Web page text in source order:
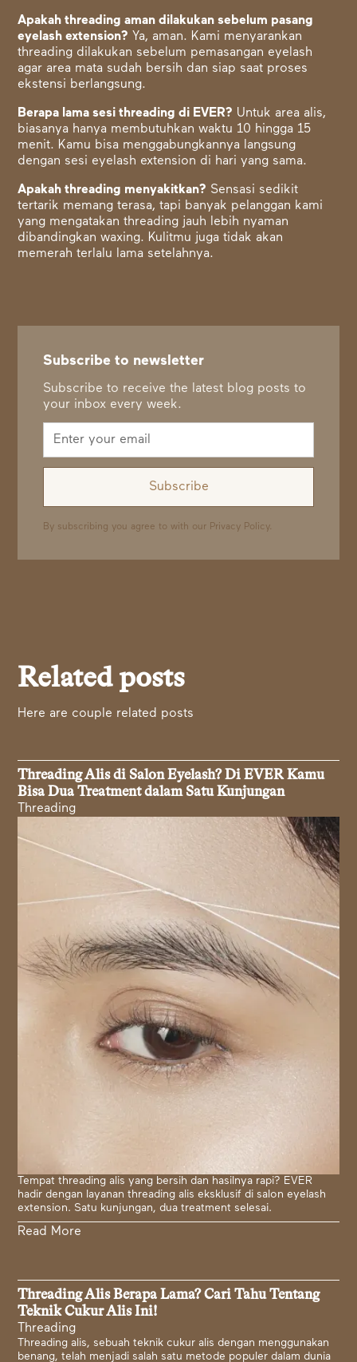
Apakah threading aman dilakukan sebelum pasang
eyelash extension? Ya, aman. Kami menyarankan
threading dilakukan sebelum pemasangan eyelash
agar area mata sudah bersih dan siap saat proses
ekstensi berlangsung.
Berapa lama sesi threading di EVER? Untuk area alis,
biasanya hanya membutuhkan waktu 10 hingga 15
menit. Kamu bisa menggabungkannya langsung
dengan sesi eyelash extension di hari yang sama.
Apakah threading menyakitkan? Sensasi sedikit
tertarik memang terasa, tapi banyak pelanggan kami
yang mengatakan threading jauh lebih nyaman
dibandingkan waxing. Kulitmu juga tidak akan
memerah terlalu lama setelahnya.
Subscribe to newsletter
Subscribe to receive the latest blog posts to
your inbox every week.
By subscribing you agree to with our Privacy Policy.
Related posts
Here are couple related posts
Threading Alis di Salon Eyelash? Di EVER Kamu
Bisa Dua Treatment dalam Satu Kunjungan
Threading
Tempat threading alis yang bersih dan hasilnya rapi? EVER
hadir dengan layanan threading alis eksklusif di salon eyelash
extension. Satu kunjungan, dua treatment selesai.
Read More
Threading Alis Berapa Lama? Cari Tahu Tentang
Teknik Cukur Alis Ini!
Threading
Threading alis, sebuah teknik cukur alis dengan menggunakan
benang, telah menjadi salah satu metode populer dalam dunia